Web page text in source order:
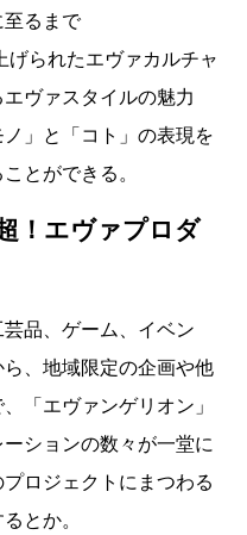
至るまで
げられたエヴァカルチャ
ヴァスタイルの魅力
」と「コト」の表現を
とができる。
！エヴァプロダ
品、ゲーム、イベン
、地域限定の企画や他
「エヴァンゲリオン」
ションの数々が一堂に
ロジェクトにまつわる
とか。